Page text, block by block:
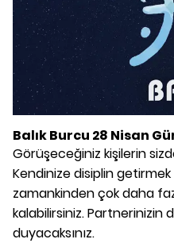
Balık Burcu 28 Nisan
Görüşeceğiniz kişilerin
Kendinize disiplin
zamankinden çok daha
kalabilirsiniz. Partnerinizin
duyacaksınız.